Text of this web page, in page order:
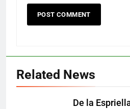
Related News
De la